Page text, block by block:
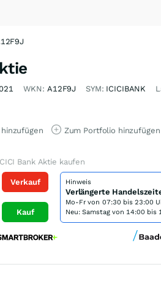
WKN: A12F9J SYM: ICICIBANK
Zum Portfolio hinzufügen
Bank Aktie kaufen
Verkauf
Kauf
Hinweis
Verlängerte
Mo-Fr von 07:30 bis 23:00
Neu: Samstag von 14:00 bis